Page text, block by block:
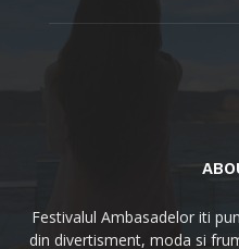
Festivalul Ambasadelor iti
din divertisment, moda si